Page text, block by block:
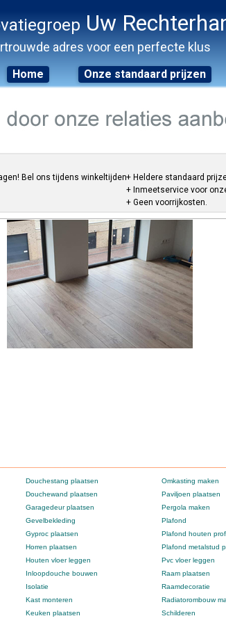
Uw
adres voor een perfecte klus
Home Onze standaard prijzen
Bel ons tijdens winkeltijden.+ Heldere standaard
+ Inmeetservice voor
+ Geen voorrijkosten.
Douchestang plaatsen
Douchewand plaatsen
Garagedeur plaatsen
Gevelbekleding
Gyproc plaatsen
Horren plaatsen
Houten vloer leggen
Inloopdouche bouwen
Isolatie
Kast monteren
Keuken plaatsen
Omkasting maken
Paviljoen plaatsen
Pergola maken
Plafond
Plafond houten
Plafond metalstud
Pvc vloer leggen
Raam plaatsen
Raamdecoratie
Radiatorombouw
Schilderen